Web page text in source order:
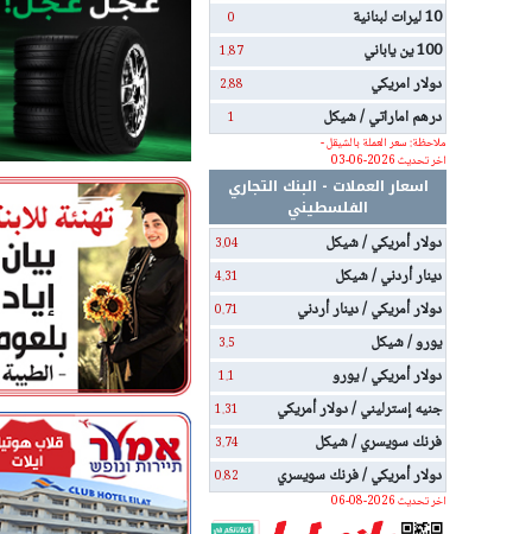
10 ليرات لبنانية 0
100 ين ياباني 1.87
دولار امريكي 2.88
درهم اماراتي / شيكل
1
ملاحظة: سعر العملة بالشيقل -
اخر تحديث 2026-06-03
اسعار العملات - البنك التجاري
الفلسطيني
دولار أمريكي / شيكل
3.04
دينار أردني / شيكل 4.31
دولار أمريكي / دينار أردني 0.71
يورو / شيكل 3.5
دولار أمريكي / يورو 1.1
جنيه إسترليني / دولار أمريكي 1.31
فرنك سويسري / شيكل 3.74
دولار أمريكي / فرنك سويسري
0.82
اخر تحديث 2026-08-06